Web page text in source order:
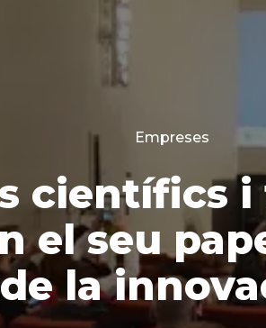
Categories
Empreses
científics
el seu
la